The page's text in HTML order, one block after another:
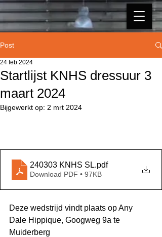
Post
Startlijst KNHS dressuur 3
maart 2024
24 feb 2024
Bijgewerkt op: 2 mrt 2024
240303 KNHS SL.pdf
Download PDF • 97KB
Deze wedstrijd vindt plaats op Any
Dale Hippique, Googweg 9a te
Muiderberg